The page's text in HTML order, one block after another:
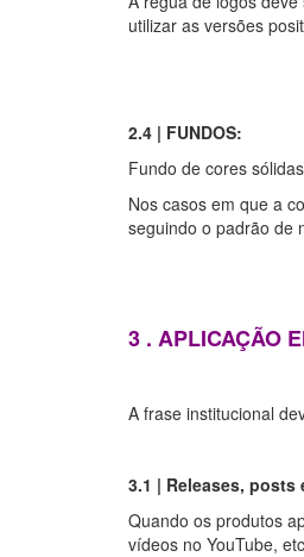
utilizar as versões
2.4 | FUNDOS:
Fundo de cores
Nos casos em que a
seguindo o padrão de
3 . APLICAÇÃO
A frase institucional
3.1 | Releases,
Quando os produtos
vídeos no YouTube,